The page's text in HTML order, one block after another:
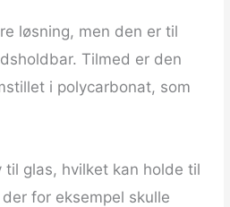
løsning, men den er til
Tilmed er den
i polycarbonat, som
glas, hvilket kan holde til
for eksempel skulle